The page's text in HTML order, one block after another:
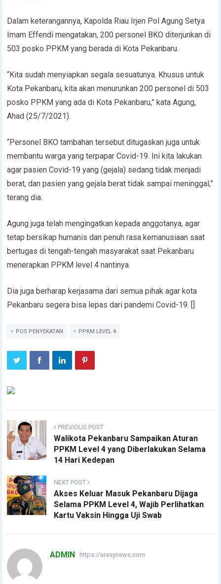
Dalam keterangannya, Kapolda Riau Irjen Pol Agung Setya
Imam Effendi mengatakan, 200 personel BKO diterjunkan di
503 posko PPKM yang berada di Kota Pekanbaru.
“Kita sudah menyiapkan segala sesuatunya. Khusus untuk
Kota Pekanbaru, kita akan menurunkan 200 personel di 503
posko PPKM yang ada di Kota Pekanbaru,” kata Agung,
Ahad (25/7/2021).
“Personel BKO tambahan tersebut ditugaskan juga untuk
membantu warga yang terpapar Covid-19. Ini kita lakukan
agar pasien Covid-19 yang (gejala) sedang tidak menjadi
berat, dan pasien yang gejala berat tidak sampai meninggal,”
terang dia.
Agung juga telah mengingatkan kepada anggotanya, agar
tetap bersikap humanis dan penuh rasa kemanusiaan saat
bertugas di tengah-tengah masyarakat saat Pekanbaru
menerapkan PPKM level 4 nantinya.
Dia juga berharap kerjasama dari semua pihak agar kota
Pekanbaru segera bisa lepas dari pandemi Covid-19. []
POS PENYEKATAN PPKM LEVEL 4
PREVIOUS POST
Walikota Pekanbaru Sampaikan Aturan
PPKM Level 4 yang Diberlakukan Selama
14 Hari Kedepan
NEXT POST
Akses Keluar Masuk Pekanbaru Dijaga
Selama PPKM Level 4, Wajib Perlihatkan
Kartu Vaksin Hingga Uji Swab
ADMIN https://arasynews.com